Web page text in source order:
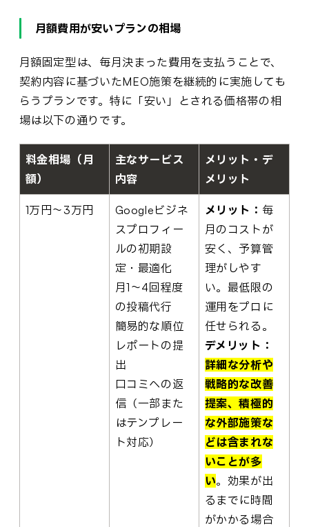
月額費用が安いプランの相場
月額固定型は、毎月決まった費用を支払うことで、
契約内容に基づいたMEO施策を継続的に実施しても
らうプランです。特に「安い」とされる価格帯の相
場は以下の通りです。
料金相場（月
額）
主なサービス
内容
メリット・デ
メリット
1万円～3万円
Googleビジネ
スプロフィー
ルの初期設
定・最適化
月1～4回程度
の投稿代行
簡易的な順位
レポートの提
出
口コミへの返
信（一部また
はテンプレー
ト対応）
メリット： 毎
月のコストが
安く、予算管
理がしやす
い。最低限の
運用をプロに
任せられる。
デメリット：
詳細な分析や
戦略的な改善
提案、積極的
な外部施策な
どは含まれな
いことが多
い。効果が出
るまでに時間
がかかる場合